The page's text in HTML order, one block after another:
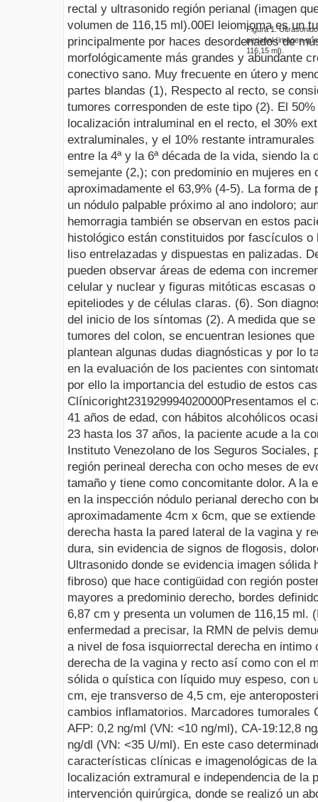
rectal y ultrasonido región perianal (imagen
volumen de 116,15 ml).00 Figura1 .
perianal (imagen
116,15 ml).
El leiomioma es un
principalmente por haces desordenados de
morfológicamente más grandes y abundante
conectivo sano. Muy frecuente en útero y
partes blandas (1), Respecto al recto, se
tumores corresponden de este tipo (2). El
localización intraluminal en el recto, el 30%
extraluminales, y el 10% restante
entre la 4ª y la 6ª década de la vida, siendo la
semejante (2,); con predominio en mujeres en
aproximadamente el 63,9% (4-5). La forma de
un nódulo palpable próximo al ano indoloro;
hemorragia también se observan en estos
histológico están constituidos por fascículos o
liso entrelazadas y dispuestas en palizadas.
pueden observar áreas de edema con
celular y nuclear y figuras mitóticas escasas
epiteliodes y de células claras. (6). Son
del inicio de los síntomas (2). A medida que
tumores del colon, se encuentran lesiones
plantean algunas dudas diagnósticas y por lo
en la evaluación de los pacientes con
por ello la importancia del estudio de estos
Clínicoright231929994020000Presentamos el
41 años de edad, con hábitos alcohólicos
23 hasta los 37 años, la paciente acude a la
Instituto Venezolano de los Seguros Sociales,
región perineal derecha con ocho meses de
tamaño y tiene como concomitante dolor. A la
en la inspección nódulo perianal derecho con
aproximadamente 4cm x 6cm, que se
derecha hasta la pared lateral de la vagina y
dura, sin evidencia de signos de flogosis,
Ultrasonido donde se evidencia imagen sólida
fibroso) que hace contigüidad con región
mayores a predominio derecho, bordes
6,87 cm y presenta un volumen de 116,15 ml.
enfermedad a precisar, la RMN de pelvis
a nivel de fosa isquiorrectal derecha en intimo
derecha de la vagina y recto así como con el
sólida o quística con líquido muy espeso, con
cm, eje transverso de 4,5 cm, eje
cambios inflamatorios. Marcadores tumorales
AFP: 0,2 ng/ml (VN: <10 ng/ml), CA-19:12,8
ng/dl (VN: <35 U/ml). En este caso
características clínicas e imagenológicas de
localización extramural e independencia de la
intervención quirúrgica, donde se realizó un